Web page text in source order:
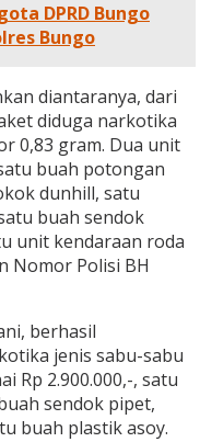
DPRD Bungo
Bungo
diantaranya, dari
diduga narkotika
0,83 gram. Dua unit
buah potongan
dunhill, satu
buah sendok
unit kendaraan roda
Nomor Polisi BH
berhasil
jenis sabu-sabu
Rp 2.900.000,-, satu
sendok pipet,
buah plastik asoy.